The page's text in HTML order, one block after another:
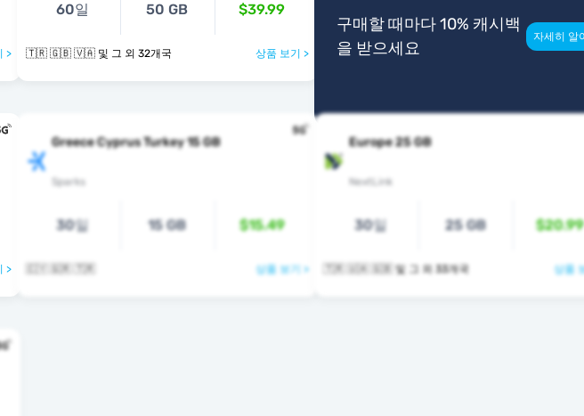
>
60일 50 GB $39.99
🇹🇷 🇬🇧 🇻🇦 및 그 외 32개국 상품 보기 >
구매할 때마다 10% 캐시백
을 받으세요
자세히 알
>
Greece Cyprus Turkey 15 GB
Sparks
30일 15 GB $15.49
🇨🇾 🇬🇷 🇹🇷 상품 보기 >
Europe 25 GB
NextLink
30일 25 GB $20.99
🇹🇷 🇺🇦 🇬🇧 및 그 외 33개국 상품